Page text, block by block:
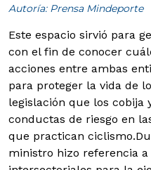
Autoría: Prensa Mindeporte
Este espacio sirvió para
con el fin de conocer
acciones entre ambas
para proteger la vida de
legislación que los cobija
conductas de riesgo en
que practican ciclismo.
ministro hizo referencia